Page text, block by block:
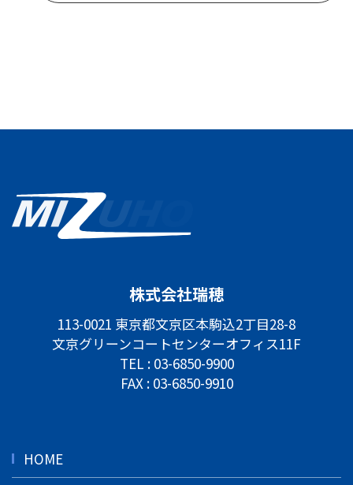
株式会社瑞穂
113-0021 東京都文京区本駒込2丁目28-8
文京グリーンコートセンターオフィス11F
TEL : 03-6850-9900
FAX : 03-6850-9910
HOME